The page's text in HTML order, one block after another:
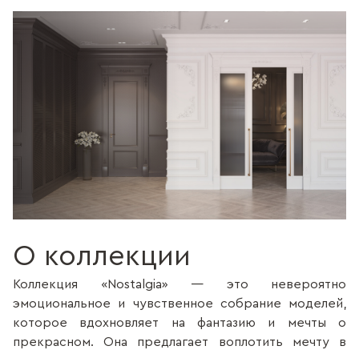
О коллекции
Коллекция «Nostalgia» — это невероятно
эмоциональное и чувственное собрание моделей,
которое вдохновляет на фантазию и мечты о
прекрасном. Она предлагает воплотить мечту в